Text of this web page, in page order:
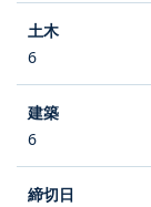
6
6